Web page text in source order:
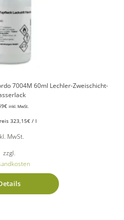
7004M 60ml Lechler-Zweischicht-
€ inkl. MwSt.
323,15€ / l
MwSt.
zzgl.